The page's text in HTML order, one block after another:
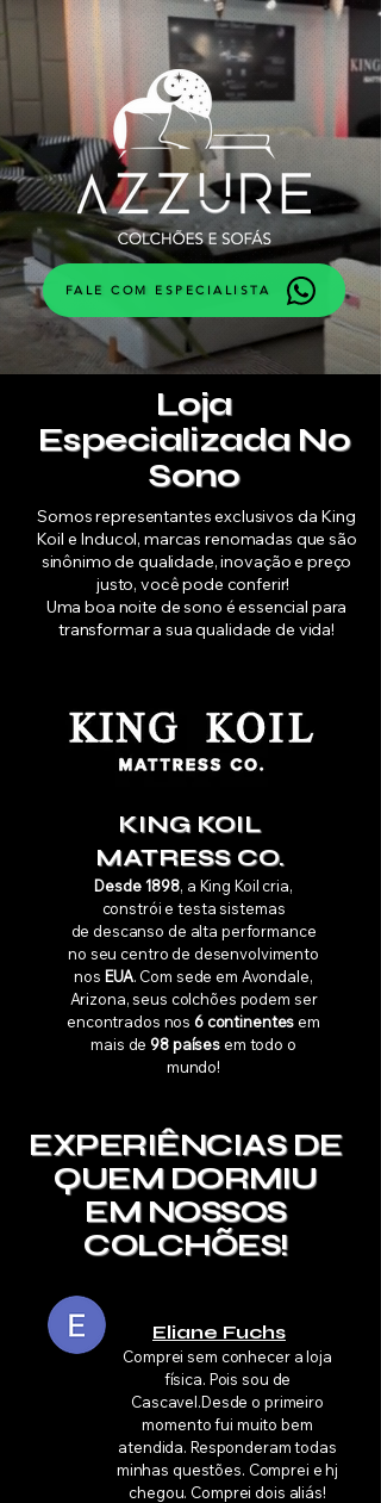
FALE COM ESPECIALISTA
Loja
Especializada No
Sono
Somos representantes exclusivos da King
Koil e Inducol, marcas renomadas que são
sinônimo de qualidade, inovação e preço
justo, você pode conferir!
Uma boa noite de sono é essencial para
transformar a sua qualidade de vida!
KING KOIL
MATRESS CO.
Desde 1898, a King Koil cria,
constrói e testa sistemas
de descanso de alta performance
no seu centro de desenvolvimento
nos EUA. Com sede em Avondale,
Arizona, seus colchões podem ser
encontrados nos 6 continentes em
mais de 98 países em todo o
mundo!
EXPERIÊNCIAS DE
QUEM DORMIU
EM NOSSOS
COLCHÕES!
Eliane Fuchs
Comprei sem conhecer a loja
física. Pois sou de
Cascavel.Desde o primeiro
momento fui muito bem
atendida. Responderam todas
minhas questões. Comprei e hj
chegou. Comprei dois aliás!